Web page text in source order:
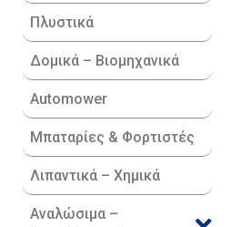
Πλυστικά
Δομικά – Βιομηχανικά
Automower
Μπαταρίες & Φορτιστές
Λιπαντικά – Χημικά
Αναλώσιμα –